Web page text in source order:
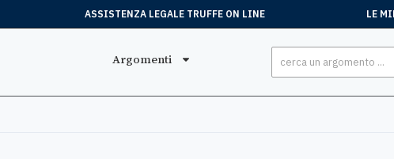
ASSISTENZA LEGALE TRUFFE ON LINE LE
Argomenti